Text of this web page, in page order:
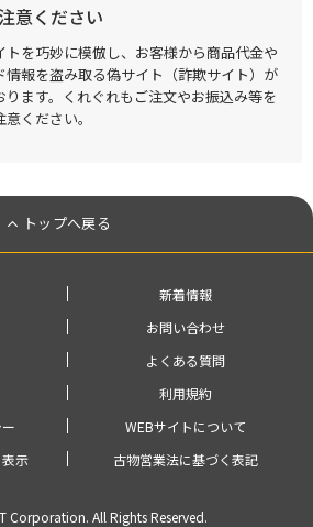
意ください
トを巧妙に模倣し、お客様から商品代金や
情報を盗み取る偽サイト（詐欺サイト）が
ります。くれぐれもご注文やお振込み等を
ください。
トップへ戻る
新着情報
お問い合わせ
よくある質問
利用規約
WEBサイトについて
示
古物営業法に基づく表記
Corporation. All Rights Reserved.